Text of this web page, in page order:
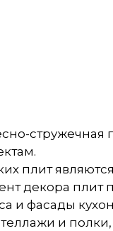
стружечная
плит
декора плит
и фасады
и